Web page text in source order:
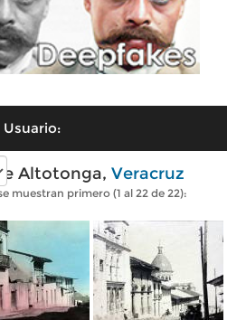
Altotonga, Veracruz
muestran primero (1 al 22 de 22):